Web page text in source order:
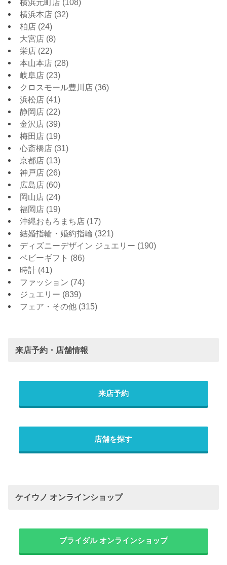
横浜元町店 (108)
横浜本店 (32)
柏店 (24)
大宮店 (8)
栄店 (22)
本山本店 (28)
岐阜店 (23)
クロスモール豊川店 (36)
浜松店 (41)
静岡店 (22)
金沢店 (39)
梅田店 (19)
心斎橋店 (31)
京都店 (13)
神戸店 (26)
広島店 (60)
岡山店 (24)
福岡店 (19)
沖縄おもろまち店 (17)
結婚指輪・婚約指輪 (321)
ディズニーデザイン ジュエリー (190)
ベビーギフト (86)
時計 (41)
ファッション (74)
ジュエリー (839)
フェア・その他 (315)
来店予約・店舗情報
来店予約
店舗を探す
ケイウノ オンラインショップ
ブライダル オンラインショップ